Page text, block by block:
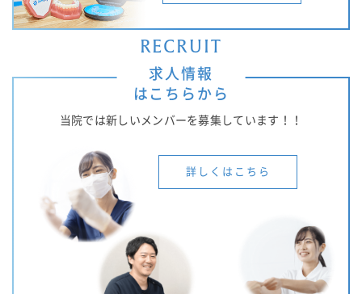
RECRUIT
求人情報
はこちらから
当院では新しいメンバーを募集しています！！
詳しくはこちら